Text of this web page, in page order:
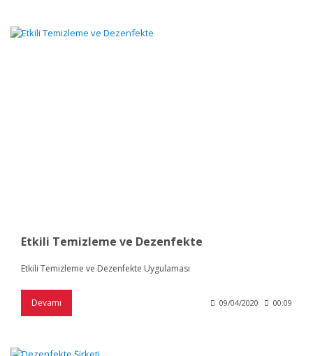
Etkili Temizleme ve Dezenfekte
Etkili Temizleme ve Dezenfekte Uygulaması
Devamı 09/04/2020 00:09